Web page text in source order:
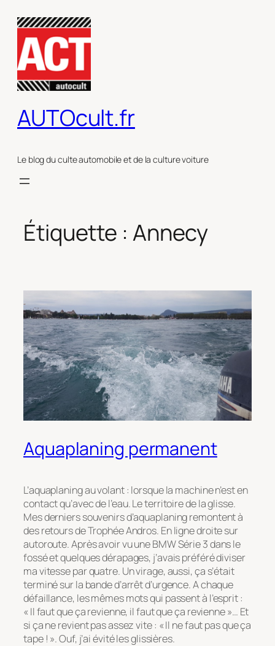
contenu
AUTOcult.fr
Le blog du culte automobile et de la culture voiture
Étiquette : Annecy
Aquaplaning permanent
L’aquaplaning au volant : lorsque la machine n’est en
contact qu’avec de l’eau. Le territoire de la glisse.
Mes derniers souvenirs d’aquaplaning remontent à
des retours de Trophée Andros. En ligne droite sur
autoroute. Après avoir vu une BMW Série 3 dans le
fossé et quelques dérapages, j’avais préféré diviser
ma vitesse par quatre. Un virage, aussi, ça s’était
terminé sur la bande d’arrêt d’urgence. A chaque
défaillance, les mêmes mots qui passent à l’esprit :
« Il faut que ça revienne, il faut que ça revienne »… Et
si ça ne revient pas assez vite : « Il ne faut pas que ça
tape ! ». Ouf, j’ai évité les glissières.